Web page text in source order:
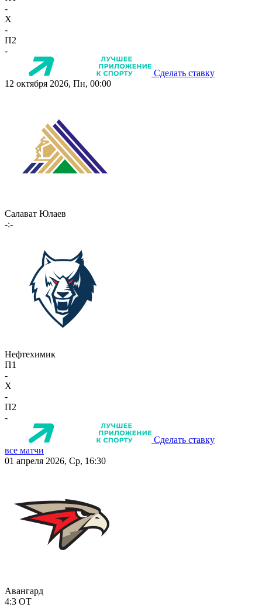
-
X
-
П2
-
Сделать ставку
12 октября 2026, Пн, 00:00
Салават Юлаев
-:-
Нефтехимик
П1
-
X
-
П2
-
Сделать ставку
все матчи
01 апреля 2026, Ср, 16:30
Авангард
4:3 ОТ